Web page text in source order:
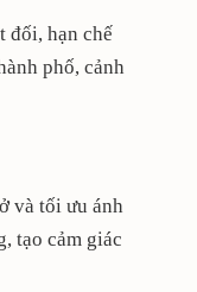
đối, hạn chế
phố, cảnh
và tối ưu ánh
tạo cảm giác